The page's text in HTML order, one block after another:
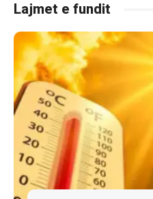
Lajmet e fundit